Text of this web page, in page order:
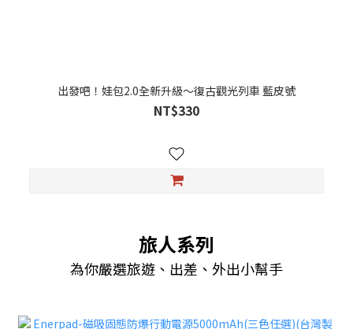
出發吧！娃包2.0全新升級～復古觀光列車 藍皮號
NT$330
旅人系列
為你嚴選旅遊、出差、外出小幫手